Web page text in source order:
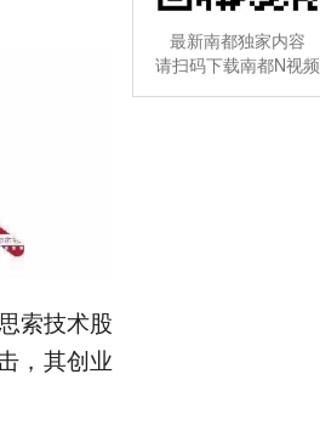
索技术股
，其创业
最新南都独家内容
请扫码下载南都N视频